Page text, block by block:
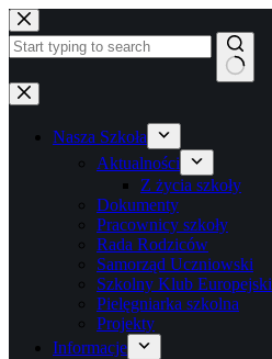
Przejdź
do
treści
Brak
wyników
Nasza Szkoła
Aktualności
Z życia szkoły
Dokumenty
Pracownicy szkoły
Rada Rodziców
Samorząd Uczniowski
Szkolny Klub Europejski
Pielęgniarka szkolna
Projekty
Informacje